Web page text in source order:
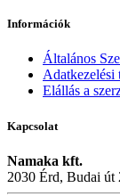
Információk
Általános
Adatkezelési
Elállás a
Kapcsolat
Namaka kft.
2030 Érd, Budai út